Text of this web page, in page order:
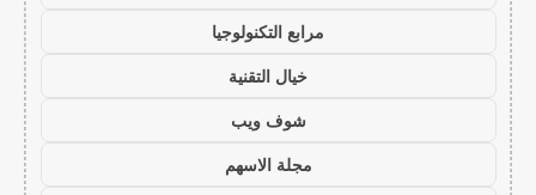
مرابع التكنولوجيا
خيال التقنية
شوف ويب
مجلة الاسهم